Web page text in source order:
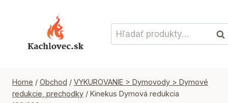
Hľadať:
Home / Obchod / VYKUROVANIE > Dymovody > Dymové
redukcie, prechodky / Kinekus Dymová redukcia